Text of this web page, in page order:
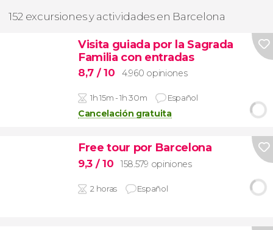
152 excursiones y actividades en Barcelona
Visita guiada por la Sagrada
Familia con entradas
8,7 / 10 4.960 opiniones
1h 15m - 1h 30m Español
Cancelación gratuita
Free tour por Barcelona
9,3 / 10 158.579 opiniones
2 horas Español